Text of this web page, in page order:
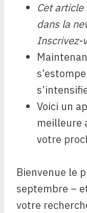
Cet
dans la
Inscrivez-
Voici un
meilleure
votre
Bienvenue le
septembre –
votre